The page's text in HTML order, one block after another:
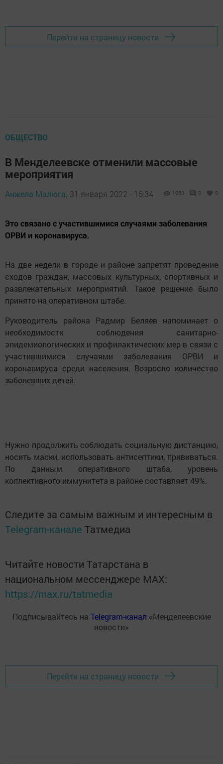
Перейти на страницу новости
ОБЩЕСТВО
В Менделеевске отменили массовые
мероприятия
Анжела Малюга, 31 января 2022 - 16:34 1050 0 0
Это связано с участившимися случаями заболевания
ОРВИ и коронавируса.
На две недели в городе и районе запретят проведение
сходов граждан, массовых культурных, спортивных и
развлекательных мероприятий. Такое решение было
принято на оперативном штабе.
Руководитель района Радмир Беляев напоминает о
необходимости соблюдения санитарно-
эпидемиологических и профилактических мер в связи с
участившимися случаями заболевания ОРВИ и
коронавируса среди населения. Возросло количество
заболевших детей.
Нужно продолжить соблюдать социальную дистанцию,
носить маски, использовать антисептики, прививаться.
По данным оперативного штаба, уровень
коллективного иммунитета в районе составляет 49%.
Следите за самым важным и интересным в
Telegram-канале Татмедиа
Читайте новости Татарстана в
национальном мессенджере MАХ:
https://max.ru/tatmedia
Подписывайтесь на Telegram-канал «Менделеевские
новости»
Перейти на страницу новости